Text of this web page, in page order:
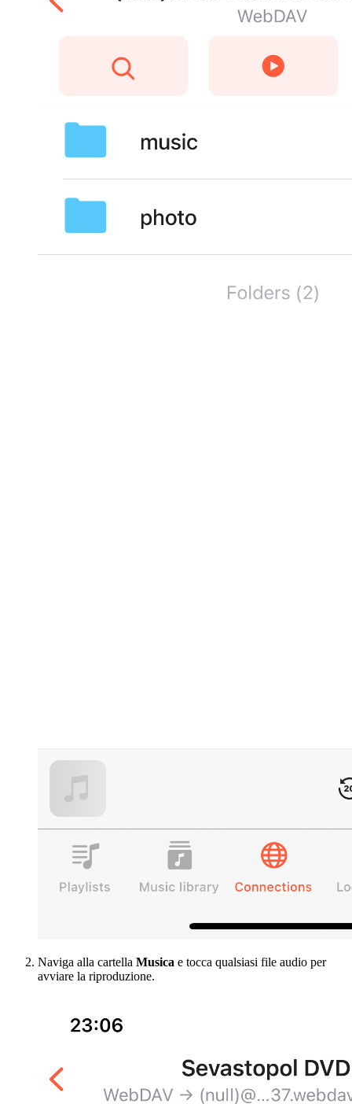
Naviga alla cartella Musica e tocca qualsiasi file audio per
avviare la riproduzione.